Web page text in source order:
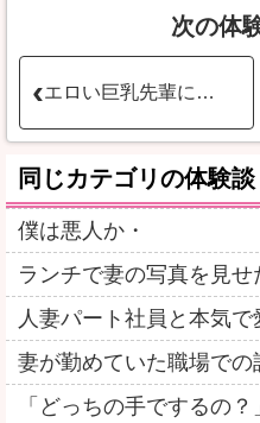
次の体
エロい巨乳先輩に骨抜き状態にされ‥。
同じカテゴリの体験談
僕は悪人か・
ランチで妻の写真を見
人妻パート社員と本気で
妻が勤めていた職場での
「どっちの手でするの